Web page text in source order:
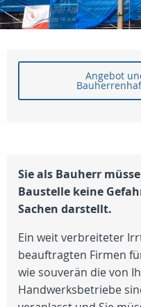
Angebot
Sie als Bauherr
Baustelle keine
Sachen darstellt.
Ein weit verbreiteter
beauftragten Firmen
wie souverän die von
Handwerksbetriebe